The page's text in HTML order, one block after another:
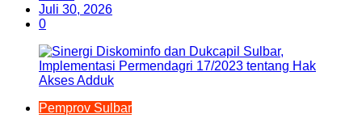
Juli 30, 2026
0
Pemprov Sulbar